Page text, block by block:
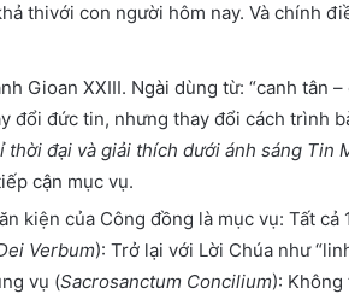
thivới con người hôm nay. Và chính
Gioan XXIII. Ngài dùng từ: “canh tân
đổi đức tin, nhưng thay đổi cách trình
thời đại và giải thích dưới ánh sáng Tin
cận mục vụ.
kiện của Công đồng là mục vụ: Tất
Verbum): Trở lại với Lời Chúa như
vụ (Sacrosanctum Concilium):